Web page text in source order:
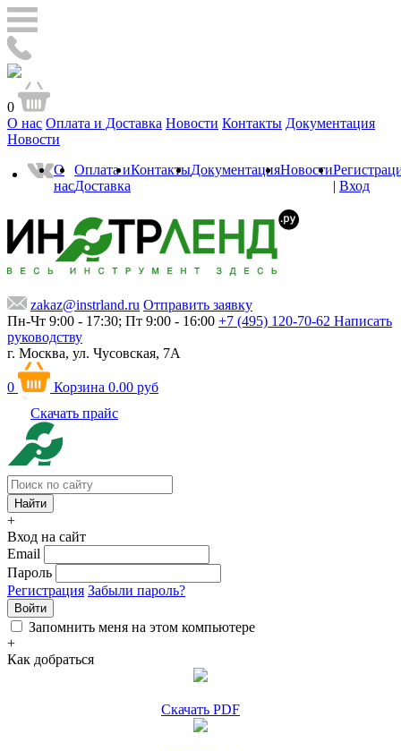
0
О нас Оплата и Доставка Новости Контакты Документация
Новости
О
нас
Оплата и
Доставка
КонтактыДокументацияНовости
| Вход
zakaz@instrland.ru Отправить заявку
Пн-Чт 9:00 - 17:30; Пт 9:00 - 16:00 +7 (495) 120-70-62 Написать
руководству
г. Москва, ул. Чусовская, 7А
0 Корзина 0.00 руб
Скачать прайс
+
Вход на сайт
Email
Пароль
Регистрация Забыли пароль?
Войти
Запомнить меня на этом компьютере
+
Как добраться
Скачать PDF